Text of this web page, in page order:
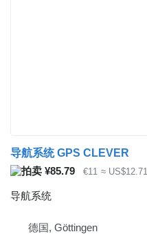
导航系统 GPS CLEVER
¥85.79
€11 ≈ US$12.71
导航系统
德国, Göttingen